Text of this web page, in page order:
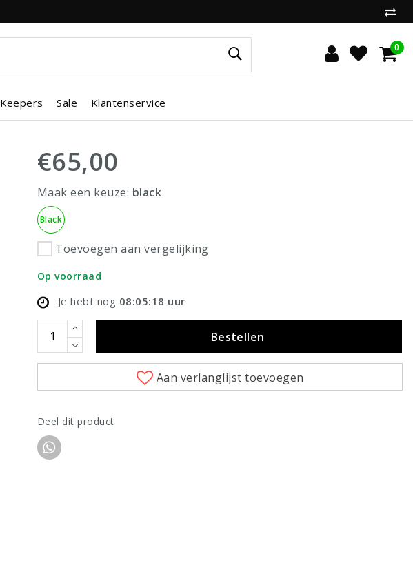
0
Keepers Sale Klantenservice
€65,00
Maak een keuze: black
Black
Toevoegen aan vergelijking
Op voorraad
Je hebt nog 08:05:17 uur
Bestellen
Aan verlanglijst toevoegen
Deel dit product